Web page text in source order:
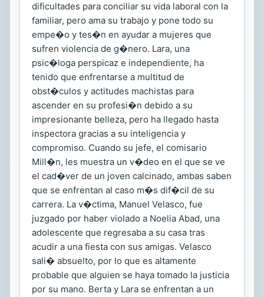
dificultades para conciliar su vida laboral con la
familiar, pero ama su trabajo y pone todo su
empe�o y tes�n en ayudar a mujeres que
sufren violencia de g�nero. Lara, una
psic�loga perspicaz e independiente, ha
tenido que enfrentarse a multitud de
obst�culos y actitudes machistas para
ascender en su profesi�n debido a su
impresionante belleza, pero ha llegado hasta
inspectora gracias a su inteligencia y
compromiso. Cuando su jefe, el comisario
Mill�n, les muestra un v�deo en el que se ve
el cad�ver de un joven calcinado, ambas saben
que se enfrentan al caso m�s dif�cil de su
carrera. La v�ctima, Manuel Velasco, fue
juzgado por haber violado a Noelia Abad, una
adolescente que regresaba a su casa tras
acudir a una fiesta con sus amigas. Velasco
sali� absuelto, por lo que es altamente
probable que alguien se haya tomado la justicia
por su mano. Berta y Lara se enfrentan a un